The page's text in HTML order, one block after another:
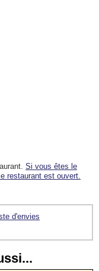
Si vous êtes le
restaurant est ouvert.
d'envies